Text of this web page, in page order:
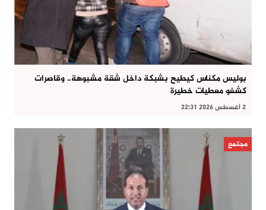
بوليس مكناس كيطيح بشبكة داخل شقة مشبوهة.. وقاصرات
كشفو معطيات خطيرة
2 أغسطس 2026 22:31
مجتمع